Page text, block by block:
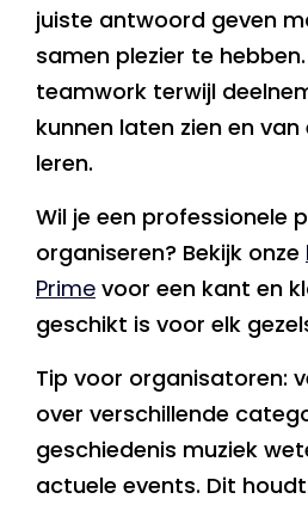
juiste antwoord geven
samen plezier te
teamwork terwijl
kunnen laten zien en
leren.
Wil je een professionele
organiseren? Bekijk onze
Prime voor een kant en
geschikt is voor elk
Tip voor organisatoren:
over verschillende
geschiedenis muziek
actuele events. Dit